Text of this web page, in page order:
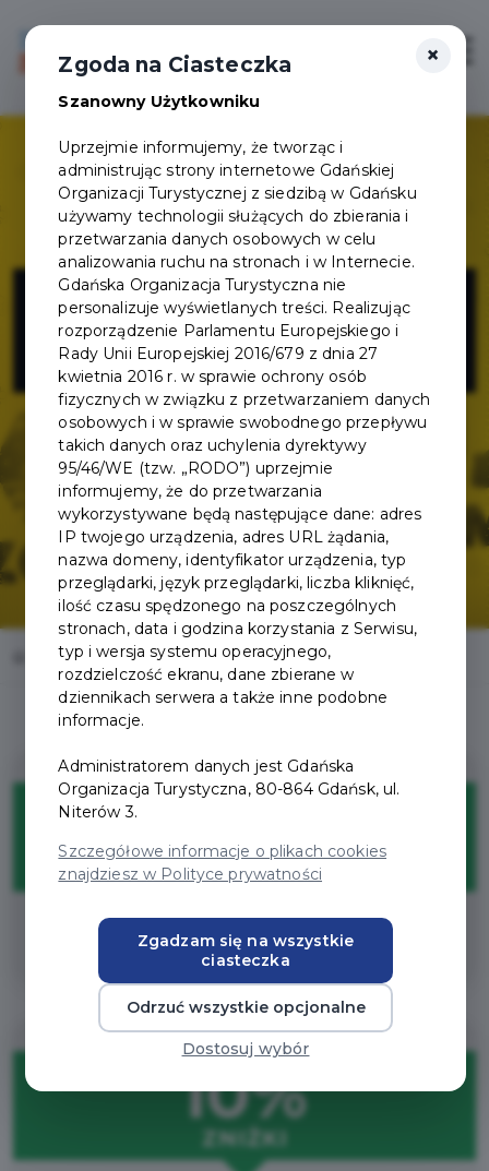
Login/Rejestracja
Energa Trefl
Sopot
Home Korzyści Energa Trefl Sopot
100%
ZNIŻKI
Bezpłatne wejście na mecz
10%
ZNIŻKI
×
Zgoda na Ciasteczka
Szanowny Użytkowniku
Uprzejmie informujemy, że tworząc i
administrując strony internetowe Gdańskiej
Organizacji Turystycznej z siedzibą w Gdańsku
używamy technologii służących do zbierania i
przetwarzania danych osobowych w celu
analizowania ruchu na stronach i w Internecie.
Gdańska Organizacja Turystyczna nie
personalizuje wyświetlanych treści. Realizując
rozporządzenie Parlamentu Europejskiego i
Rady Unii Europejskiej 2016/679 z dnia 27
kwietnia 2016 r. w sprawie ochrony osób
fizycznych w związku z przetwarzaniem danych
osobowych i w sprawie swobodnego przepływu
takich danych oraz uchylenia dyrektywy
95/46/WE (tzw. „RODO”) uprzejmie
informujemy, że do przetwarzania
wykorzystywane będą następujące dane: adres
IP twojego urządzenia, adres URL żądania,
nazwa domeny, identyfikator urządzenia, typ
przeglądarki, język przeglądarki, liczba kliknięć,
ilość czasu spędzonego na poszczególnych
stronach, data i godzina korzystania z Serwisu,
typ i wersja systemu operacyjnego,
rozdzielczość ekranu, dane zbierane w
dziennikach serwera a także inne podobne
informacje.
Administratorem danych jest Gdańska
Organizacja Turystyczna, 80-864 Gdańsk, ul.
Niterów 3.
Szczegółowe informacje o plikach cookies
znajdziesz w Polityce prywatności
Zgadzam się na wszystkie
ciasteczka
Odrzuć wszystkie opcjonalne
Dostosuj wybór